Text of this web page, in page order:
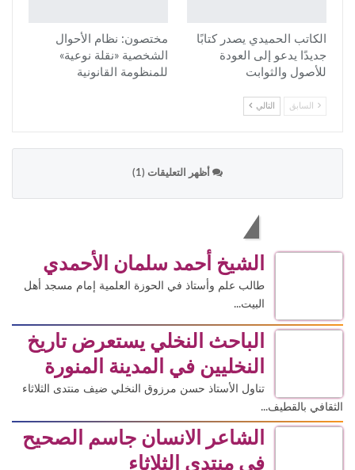
الكاتب الحميدي يصدر كتابًا
جديدًا يدعو إلى العودة
للأصول والثوابت
مختصون: نظام الأحوال
الشخصية «نقلة نوعية»
للمنظومة القانونية
السابق التالي
أظهر التعليقات (1)
الشيخ أحمد سلمان الأحمدي
طالب علم وأستاذ في الحوزة العلمية إمام مسجد أهل
البيت...
الباحث النخلي يستعرض تاريخ
النخليين في المدينة المنورة
تناول الأستاذ حسن مرزوق النخلي ضيف منتدى الثلاثاء
الثقافي بالقطيف...
الشاعر الانسان جاسم الصحيح
في منتدى الثلاثاء